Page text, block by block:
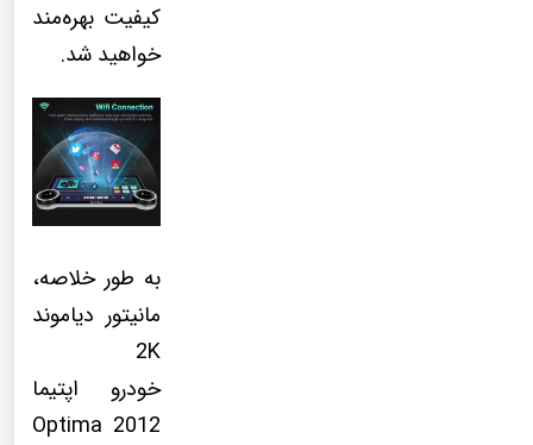
کیفیت بهره‌مند
خواهید شد.
به طور خلاصه،
مانیتور دیاموند
2K
خودرو اپتیما
Optima 2012